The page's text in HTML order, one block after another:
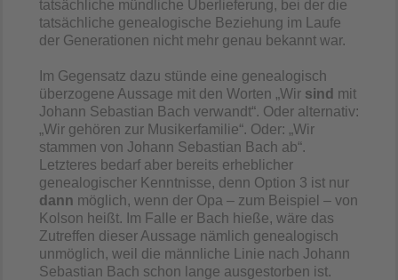
tatsächliche mündliche Überlieferung, bei der die
tatsächliche genealogische Beziehung im Laufe
der Generationen nicht mehr genau bekannt war.
Im Gegensatz dazu stünde eine genealogisch
überzogene Aussage mit den Worten „Wir sind mit
Johann Sebastian Bach verwandt“. Oder alternativ:
„Wir gehören zur Musikerfamilie“. Oder: „Wir
stammen von Johann Sebastian Bach ab“.
Letzteres bedarf aber bereits erheblicher
genealogischer Kenntnisse, denn Option 3 ist nur
dann möglich, wenn der Opa – zum Beispiel – von
Kolson heißt. Im Falle er Bach hieße, wäre das
Zutreffen dieser Aussage nämlich genealogisch
unmöglich, weil die männliche Linie nach Johann
Sebastian Bach schon lange ausgestorben ist.